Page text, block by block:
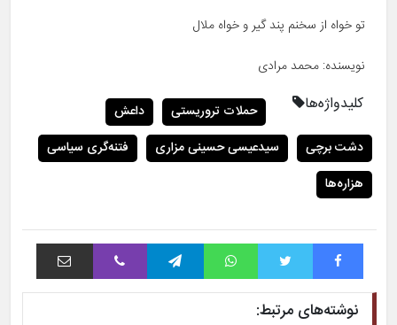
تو خواه از سخنم پند گیر و خواه ملال
نویسنده: محمد مرادی
کلیدواژه‌ها حملات تروریستی
داعش
دشت برچی
سیدعیسی حسینی مزاری
فتنه‌گری سیاسی
هزاره‌ها
فیس بوک توییتر واتس آپ تلگرام وایبر اشتراک با ایمیل
نوشته‌های مرتبط: